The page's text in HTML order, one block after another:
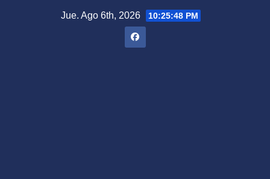
Jue. Ago 6th, 2026 10:25:49 PM